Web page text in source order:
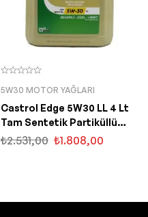
5W30 MOTOR YAĞLARI
Castrol Edge 5W30 LL 4 Lt
Tam Sentetik Partiküllü
Motor Yağı
₺2.531,00 ₺1.808,00